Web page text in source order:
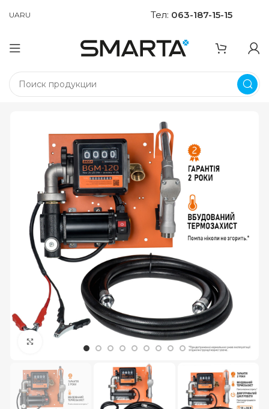
UARU Тел: 063-187-15-15